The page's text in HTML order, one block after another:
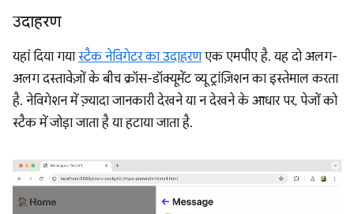
उदाहरण
यहां दिया गयास्टैक नेविगेटर का उदाहरणएक एमपीए है. यह दो अलग-
अलग दस्तावेज़ों के बीच क्रॉस-डॉक्यूमेंट व्यू ट्रांज़िशन का इस्तेमाल करता
है. नेविगेशन में ज़्यादा जानकारी देखने या न देखने के आधार पर, पेजों को
स्टैक में जोड़ा जाता है या हटाया जाता है.